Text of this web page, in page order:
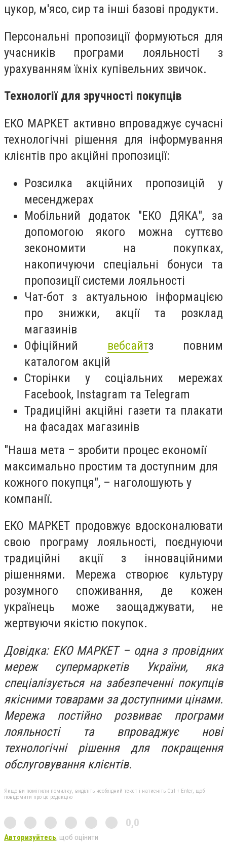
цукор, м'ясо, сир та інші базові продукти.
Персональні пропозиції формуються для
учасників програми лояльності з
урахуванням їхніх купівельних звичок.
Технології для зручності покупців
ЕКО МАРКЕТ активно впроваджує сучасні
технологічні рішення для інформування
клієнтів про акційні пропозиції:
Розсилка акційних пропозицій у
месенджерах
Мобільний додаток "ЕКО ДЯКА", за
допомогою якого можна суттєво
зекономити на покупках,
накопичуючи спеціальні бонуси та
пропозиції системи лояльності
Чат-бот з актуальною інформацією
про знижки, акції та розклад
магазинів
Офіційний вебсайтз повним
каталогом акцій
Сторінки у соціальних мережах
Facebook, Instagram та Telegram
Традиційні акційні газети та плакати
на фасадах магазинів
"Наша мета – зробити процес економії
максимально простим та доступним для
кожного покупця", – наголошують у
компанії.
ЕКО МАРКЕТ продовжує вдосконалювати
свою програму лояльності, поєднуючи
традиційні акції з інноваційними
рішеннями. Мережа створює культуру
розумного споживання, де кожен
українець може заощаджувати, не
жертвуючи якістю покупок.
Довідка: ЕКО МАРКЕТ – одна з провідних
мереж супермаркетів України, яка
спеціалізується на забезпеченні покупців
якісними товарами за доступними цінами.
Мережа постійно розвиває програми
лояльності та впроваджує нові
технологічні рішення для покращення
обслуговування клієнтів.​​​​​​​​​​​​​​​​
Якщо ви помітили помилку, виділіть необхідний текст і натисніть Ctrl + Enter, щоб
повідомити про це редакцію
0,0
Авторизуйтесь, щоб оцінити